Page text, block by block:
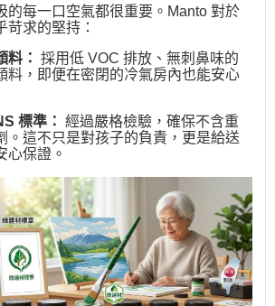
的每一口空氣都很重要。Manto 對於
苛求的堅持：
料： 採用低 VOC 排放、無刺鼻味的
料，即便在密閉的冷氣房內也能安心
標準： 經過嚴格檢驗，確保不含重
。這不只是對孩子的負責，更是給送
心保證。